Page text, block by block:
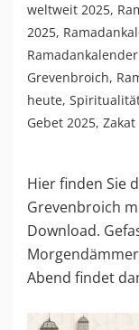
weltweit 2025,
2025,
Grevenbroich,
heute,
Gebet 2025,
Hier finden Sie
Grevenbroich
Download.
Abend findet